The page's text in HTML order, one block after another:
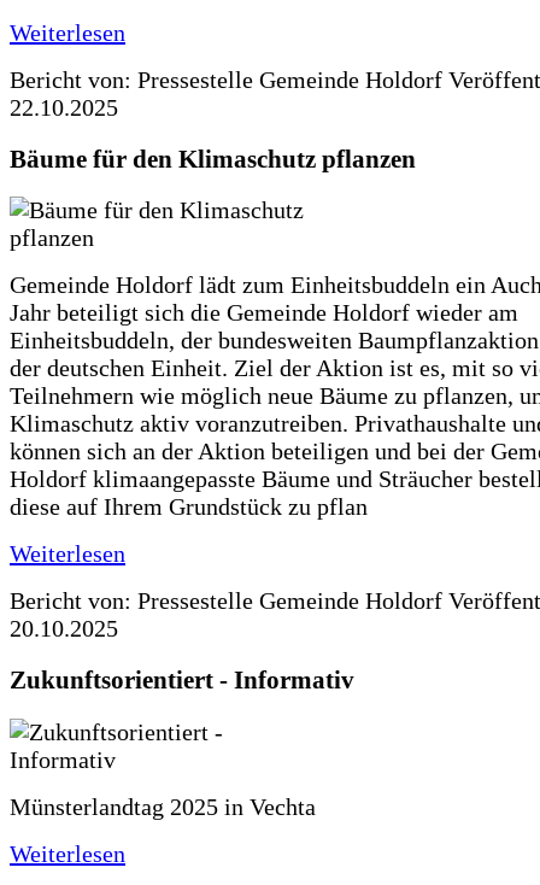
Weiterlesen
Bericht von: Pressestelle Gemeinde Holdorf
22.10.2025
Bäume für den Klimaschutz pflanzen
Gemeinde Holdorf lädt zum Einheitsbuddeln ein
Jahr beteiligt sich die Gemeinde Holdorf wieder am
Einheitsbuddeln, der bundesweiten
der deutschen Einheit. Ziel der Aktion ist es, mit so
Teilnehmern wie möglich neue Bäume zu pflanzen,
Klimaschutz aktiv voranzutreiben. Privathaushalte
können sich an der Aktion beteiligen und bei der
Holdorf klimaangepasste Bäume und Sträucher
diese auf Ihrem Grundstück zu pflan
Weiterlesen
Bericht von: Pressestelle Gemeinde Holdorf
20.10.2025
Zukunftsorientiert - Informativ
Münsterlandtag 2025 in Vechta
Weiterlesen